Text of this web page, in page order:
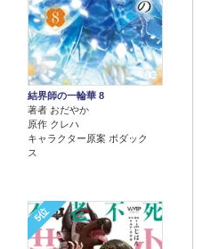
結界師の一輪華 8
著者 おだやか
原作 クレハ
キャラクター原案 ボダック
ス
5位